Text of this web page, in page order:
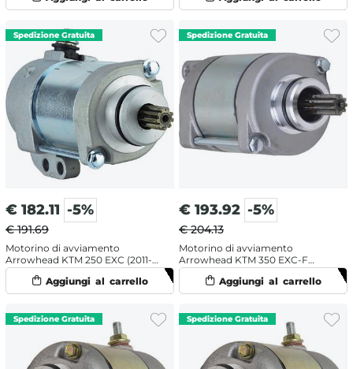
€ 182.11 -5%
€ 191.69
Motorino di avviamento
Arrowhead KTM 250 EXC (2011-
2016)
€ 193.92 -5%
€ 204.13
Motorino di avviamento
Arrowhead KTM 350 EXC-F
(2012-2016)